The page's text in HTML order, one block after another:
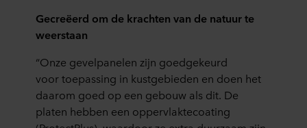
Gecreëerd om de krachten van de natuur te
weerstaan
“Onze gevelpanelen zijn goedgekeurd
voor toepassing in kustgebieden en doen het
daarom goed op een gebouw als dit. De
platen hebben een oppervlaktecoating